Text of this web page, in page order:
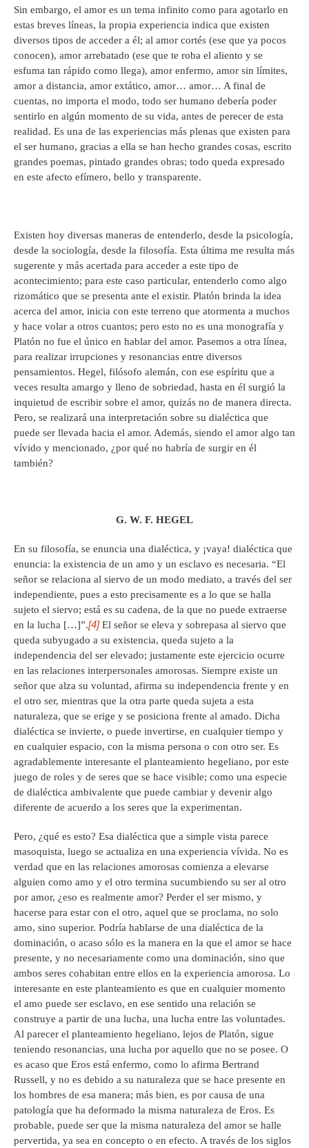
Sin embargo, el amor es un tema infinito como para agotarlo en
estas breves líneas, la propia experiencia indica que existen
diversos tipos de acceder a él; al amor cortés (ese que ya pocos
conocen), amor arrebatado (ese que te roba el aliento y se
esfuma tan rápido como llega), amor enfermo, amor sin límites,
amor a distancia, amor extático, amor… amor… A final de
cuentas, no importa el modo, todo ser humano debería poder
sentirlo en algún momento de su vida, antes de perecer de esta
realidad. Es una de las experiencias más plenas que existen para
el ser humano, gracias a ella se han hecho grandes cosas, escrito
grandes poemas, pintado grandes obras; todo queda expresado
en este afecto efímero, bello y transparente.
Existen hoy diversas maneras de entenderlo, desde la psicología,
desde la sociología, desde la filosofía. Esta última me resulta más
sugerente y más acertada para acceder a este tipo de
acontecimiento; para este caso particular, entenderlo como algo
rizomático que se presenta ante el existir. Platón brinda la idea
acerca del amor, inicia con este terreno que atormenta a muchos
y hace volar a otros cuantos; pero esto no es una monografía y
Platón no fue el único en hablar del amor. Pasemos a otra línea,
para realizar irrupciones y resonancias entre diversos
pensamientos. Hegel, filósofo alemán, con ese espíritu que a
veces resulta amargo y lleno de sobriedad, hasta en él surgió la
inquietud de escribir sobre el amor, quizás no de manera directa.
Pero, se realizará una interpretación sobre su dialéctica que
puede ser llevada hacia el amor. Además, siendo el amor algo tan
vívido y mencionado, ¿por qué no habría de surgir en él
también?
G. W. F. HEGEL
En su filosofía, se enuncia una dialéctica, y ¡vaya! dialéctica que
enuncia: la existencia de un amo y un esclavo es necesaria. “El
señor se relaciona al siervo de un modo mediato, a través del ser
independiente, pues a esto precisamente es a lo que se halla
sujeto el siervo; está es su cadena, de la que no puede extraerse
en la lucha […]”.[4]El señor se eleva y sobrepasa al siervo que
queda subyugado a su existencia, queda sujeto a la
independencia del ser elevado; justamente este ejercicio ocurre
en las relaciones interpersonales amorosas. Siempre existe un
señor que alza su voluntad, afirma su independencia frente y en
el otro ser, mientras que la otra parte queda sujeta a esta
naturaleza, que se erige y se posiciona frente al amado. Dicha
dialéctica se invierte, o puede invertirse, en cualquier tiempo y
en cualquier espacio, con la misma persona o con otro ser. Es
agradablemente interesante el planteamiento hegeliano, por este
juego de roles y de seres que se hace visible; como una especie
de dialéctica ambivalente que puede cambiar y devenir algo
diferente de acuerdo a los seres que la experimentan.
Pero, ¿qué es esto? Esa dialéctica que a simple vista parece
masoquista, luego se actualiza en una experiencia vívida. No es
verdad que en las relaciones amorosas comienza a elevarse
alguien como amo y el otro termina sucumbiendo su ser al otro
por amor, ¿eso es realmente amor? Perder el ser mismo, y
hacerse para estar con el otro, aquel que se proclama, no solo
amo, sino superior. Podría hablarse de una dialéctica de la
dominación, o acaso sólo es la manera en la que el amor se hace
presente, y no necesariamente como una dominación, sino que
ambos seres cohabitan entre ellos en la experiencia amorosa. Lo
interesante en este planteamiento es que en cualquier momento
el amo puede ser esclavo, en ese sentido una relación se
construye a partir de una lucha, una lucha entre las voluntades.
Al parecer el planteamiento hegeliano, lejos de Platón, sigue
teniendo resonancias, una lucha por aquello que no se posee. O
es acaso que Eros está enfermo, como lo afirma Bertrand
Russell, y no es debido a su naturaleza que se hace presente en
los hombres de esa manera; más bien, es por causa de una
patología que ha deformado la misma naturaleza de Eros. Es
probable, puede ser que la misma naturaleza del amor se halle
pervertida, ya sea en concepto o en efecto. A través de los siglos